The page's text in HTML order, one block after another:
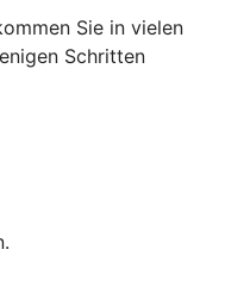
Sie in vielen
Schritten